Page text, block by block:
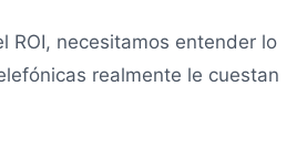
ROI, necesitamos entender lo
realmente le cuestan